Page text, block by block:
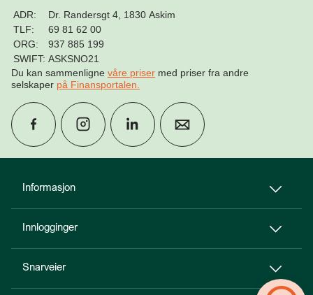
Informasjon
Innlogginger
Snarveier
ADR:
Dr. Randersgt 4, 1830 Askim
TLF:
69 81 62 00
ORG:
937 885 199
SWIFT: ASKSNO21
Du kan sammenligne våre priser med priser fra andre
selskaper på Finansportalen
Bli kunde
person_add
Til toppen